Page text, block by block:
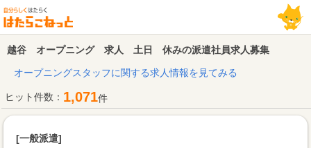
越谷 オープニング 求人 土日 休みの派遣社員求人募集
オープニングスタッフに関する求人情報を見てみる
ヒット件数： 1,071件
[一般派遣]